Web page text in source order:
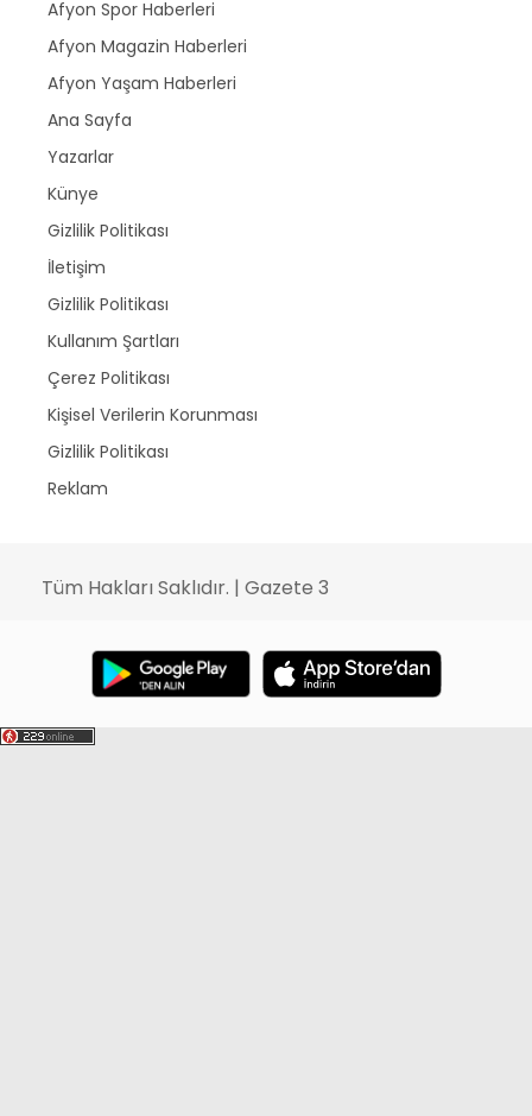
Afyon Spor Haberleri
Afyon Magazin Haberleri
Afyon Yaşam Haberleri
Ana Sayfa
Yazarlar
Künye
Gizlilik Politikası
İletişim
Gizlilik Politikası
Kullanım Şartları
Çerez Politikası
Kişisel Verilerin Korunması
Gizlilik Politikası
Reklam
Tüm Hakları Saklıdır. | Gazete 3